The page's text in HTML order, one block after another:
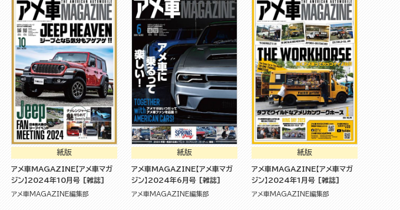
紙版
アメ車MAGAZINE【アメ車マガ
ジン】2024年10月号 [雑誌]
アメ車MAGAZINE編集部
紙版
アメ車MAGAZINE【アメ車マガ
ジン】2024年6月号 [雑誌]
アメ車MAGAZINE編集部
紙版
アメ車MAGAZINE【アメ車マガ
ジン】2024年1月号 [雑誌]
アメ車MAGAZINE編集部